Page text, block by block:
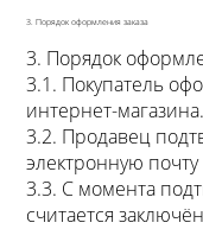
3. Порядок оформления заказа
3. Порядок
3.1. Покупатель
интернет-магазина.
3.2. Продавец
электронную
3.3. С момента
считается